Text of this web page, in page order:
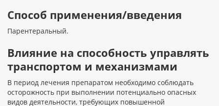
Способ применения/введения
Парентеральный.
Влияние на способность управлять
транспортом и механизмами
В период лечения препаратом необходимо соблюдать
осторожность при выполнении потенциально опасных
видов деятельности, требующих повышенной